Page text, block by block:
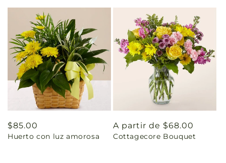
Precio
habitual
$85.00
Huerto con luz amorosa
Precio
habitual
A partir de $68.00
Cottagecore Bouquet